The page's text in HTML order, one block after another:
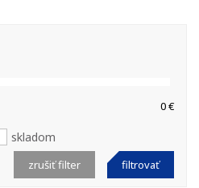
0 €
skladom
filtrovať
zrušiť filter